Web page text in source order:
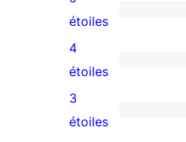
4
avis
à
5
étoiles
étoiles
1
avis
à
4
étoiles
0
3
étoiles